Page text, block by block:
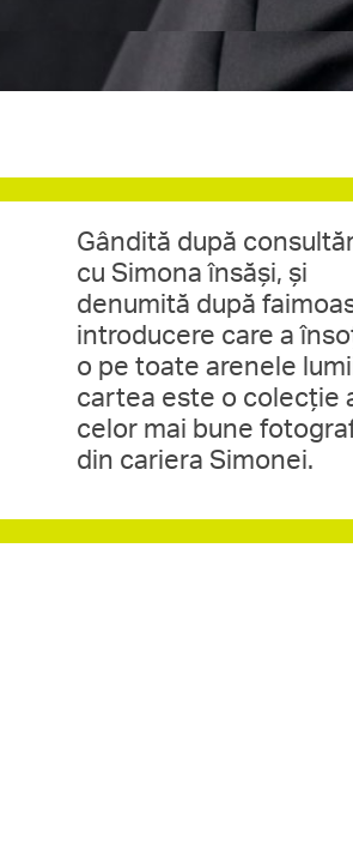
Gândită după
cu Simona însăși, și
denumită după
introducere care a
o pe toate arenele
cartea este o colecție
celor mai bune
din cariera Simonei.